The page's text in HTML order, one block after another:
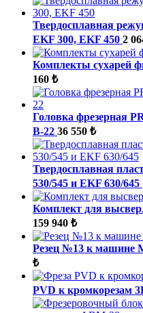
Твердосплавная
EKF 300, EKF 450 2
Комплекты сухарей
160 ₺
Головка фрезерная
B-22 36 550 ₺
Твердосплавная
530/545 и EKF 630/645
Комплект для
159 940 ₺
Резец №13 к машине
₺
PVD к кромкорезам